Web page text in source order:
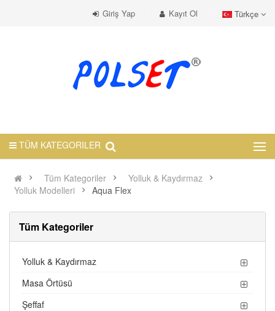
Giriş Yap Kayıt Ol Türkçe
TÜM KATEGORILER
Tüm Kategoriler
Yolluk & Kaydırmaz
Yolluk Modelleri
Aqua Flex
Tüm Kategoriler
Yolluk & Kaydırmaz
Masa Örtüsü
Şeffaf